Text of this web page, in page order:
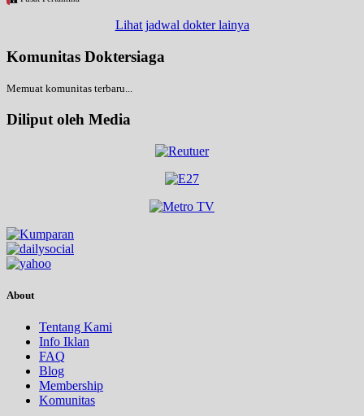
Lihat jadwal dokter lainya
Komunitas Doktersiaga
Memuat komunitas terbaru...
Diliput oleh Media
About
Tentang Kami
Info Iklan
FAQ
Blog
Membership
Komunitas